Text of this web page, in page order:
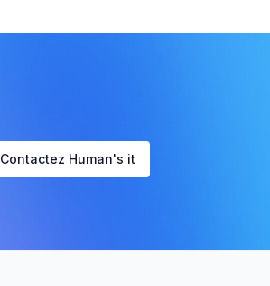
Contactez Human's it